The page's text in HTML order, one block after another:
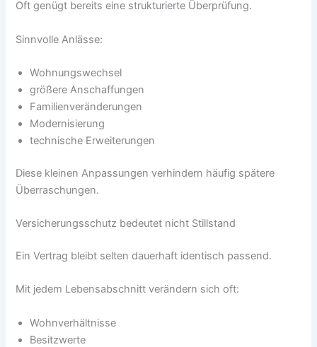
Oft genügt bereits eine strukturierte Überprüfung.
Sinnvolle Anlässe:
Wohnungswechsel
größere Anschaffungen
Familienveränderungen
Modernisierung
technische Erweiterungen
Diese kleinen Anpassungen verhindern häufig spätere
Überraschungen.
Versicherungsschutz bedeutet nicht Stillstand
Ein Vertrag bleibt selten dauerhaft identisch passend.
Mit jedem Lebensabschnitt verändern sich oft:
Wohnverhältnisse
Besitzwerte